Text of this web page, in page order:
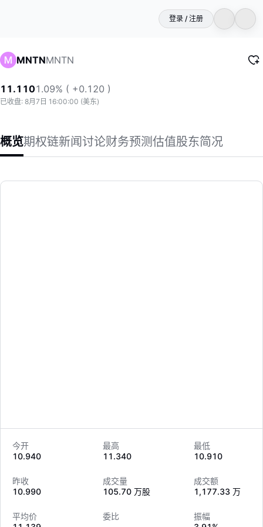
登录 / 注册
MNTNMNTN
11.1101.09% ( +0.120 )
已收盘: 8月7日 16:00:00 (美东)
概览期权链新闻讨论财务预测估值股东简况
MNTN
MNTN, Inc. 运营一个技术平台，将绩效营销引入连接电视。
今开
10.940
最高
11.340
最低
10.910
昨收
10.990
成交量
105.70 万股
成交额
1,177.33 万
平均价
委比
振幅
LongbridgeAI